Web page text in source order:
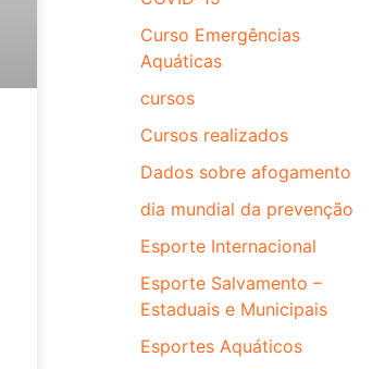
Curso Emergências
Aquáticas
cursos
Cursos realizados
Dados sobre afogamento
dia mundial da prevenção
Esporte Internacional
Esporte Salvamento –
Estaduais e Municipais
Esportes Aquáticos